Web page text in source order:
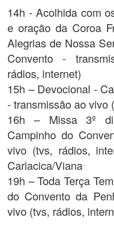
14h - Acolhida com
e oração da Coroa
Alegrias de Nossa
Convento -
rádios, internet)
15h – Devocional -
- transmissão ao vivo
16h – Missa 3º
Campinho do
vivo (tvs, rádios,
Cariacica/Viana
19h – Toda Terça
do Convento da
vivo (tvs, rádios,